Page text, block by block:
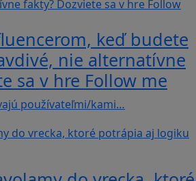
keď budete
nie alternatívne
sa v hre Follow me
používateľmi/kami…